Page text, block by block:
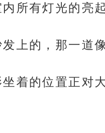
所有灯光的亮起
上的，那一道
坐着的位置正对